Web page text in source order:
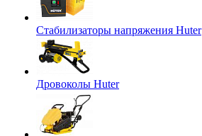
Стабилизаторы напряжения Huter
Дровоколы Huter